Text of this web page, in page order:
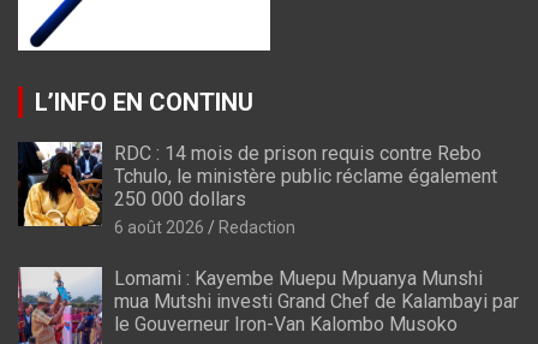
L’INFO EN CONTINU
RDC : 14 mois de prison requis contre Rebo
Tchulo, le ministère public réclame également
250 000 dollars
6 août 2026 Redaction
Lomami : Kayembe Muepu Mpuanya Munshi
mua Mutshi investi Grand Chef de Kalambayi par
le Gouverneur Iron-Van Kalombo Musoko